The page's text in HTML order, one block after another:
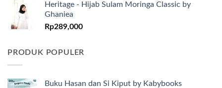
Heritage - Hijab Sulam Moringa Classic by
Ghaniea
Rp289,000
PRODUK POPULER
Buku Hasan dan Si Kiput by Kabybooks